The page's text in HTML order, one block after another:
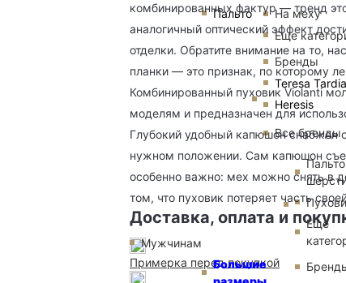
Мужчинам
Пальто
На меху
Еще
Бренды
Teresa Tardia
Heresis
Все бренды
Большие
Еще
комбинированных фактур — тренд
аналогичный оптический эффект
отделки. Обратите внимание на то,
планки — это признак, по которому
Комбинированный пуховик Violanti
моделям и предназначен для
Глубокий удобный капюшон снабжен
нужном положении. Сам капюшон
особенно важно: мех можно снять в
том, что пуховик потеряет часть
Доставка, оплата и
Примерка перед покупкой